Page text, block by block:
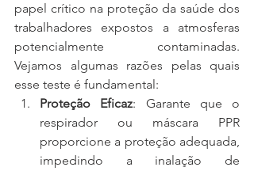
papel crítico na proteção da saúde dos
trabalhadores expostos a atmosferas
potencialmente contaminadas.
Vejamos algumas razões pelas quais
esse teste é fundamental:
Proteção Eficaz: Garante que o
respirador ou máscara PPR
proporcione a proteção adequada,
impedindo a inalação de